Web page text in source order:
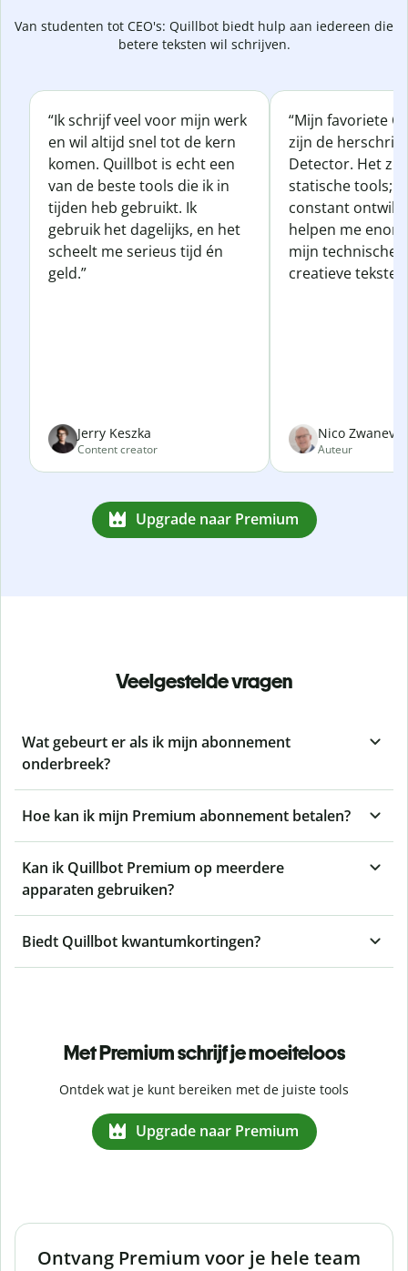
Van studenten tot CEO's: Quillbot biedt hulp aan iedereen die
betere teksten wil schrijven.
“Ik schrijf veel voor mijn werk
en wil altijd snel tot de kern
komen. Quillbot is echt een
van de beste tools die ik in
tijden heb gebruikt. Ik
gebruik het dagelijks, en het
scheelt me serieus tijd én
geld.”
Jerry Keszka
Content creator
“Mijn favoriete
zijn de
Detector. Het
statische tools;
constant
helpen me
mijn technische,
creatieve
Nico
Auteur
Upgrade naar Premium
Veelgestelde vragen
Wat gebeurt er als ik mijn abonnement
onderbreek?
Hoe kan ik mijn Premium abonnement betalen?
Kan ik Quillbot Premium op meerdere
apparaten gebruiken?
Biedt Quillbot kwantumkortingen?
Met Premium schrijf je moeiteloos
Ontdek wat je kunt bereiken met de juiste tools
Upgrade naar Premium
Ontvang Premium voor je hele team